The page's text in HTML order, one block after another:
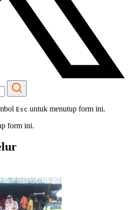
Esc untuk menutup form ini.
form ini.